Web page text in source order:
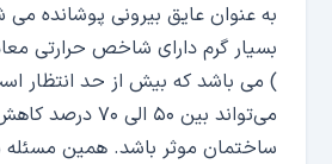
به عنوان عایق بیرونی پوشانده
) می باشد که بیش از حد انتظار
می‌تواند بین ۵۰
ساختمان موثر باشد. همین